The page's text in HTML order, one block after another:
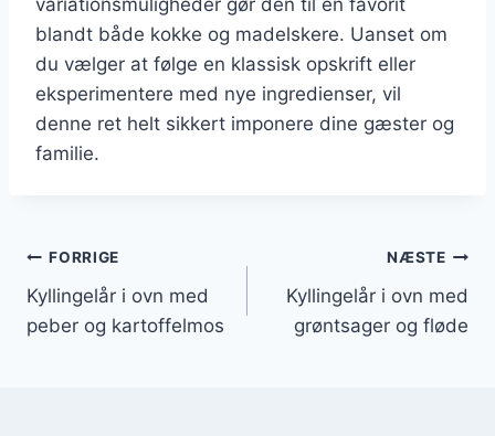
blandt både kokke og madelskere. Uanset om
du vælger at følge en klassisk opskrift eller
eksperimentere med nye ingredienser, vil
denne ret helt sikkert imponere dine gæster og
familie.
Indlægsnavigation
FORRIGE
Kyllingelår i ovn med
peber og kartoffelmos
NÆSTE
Kyllingelår i ovn med
grøntsager og fløde